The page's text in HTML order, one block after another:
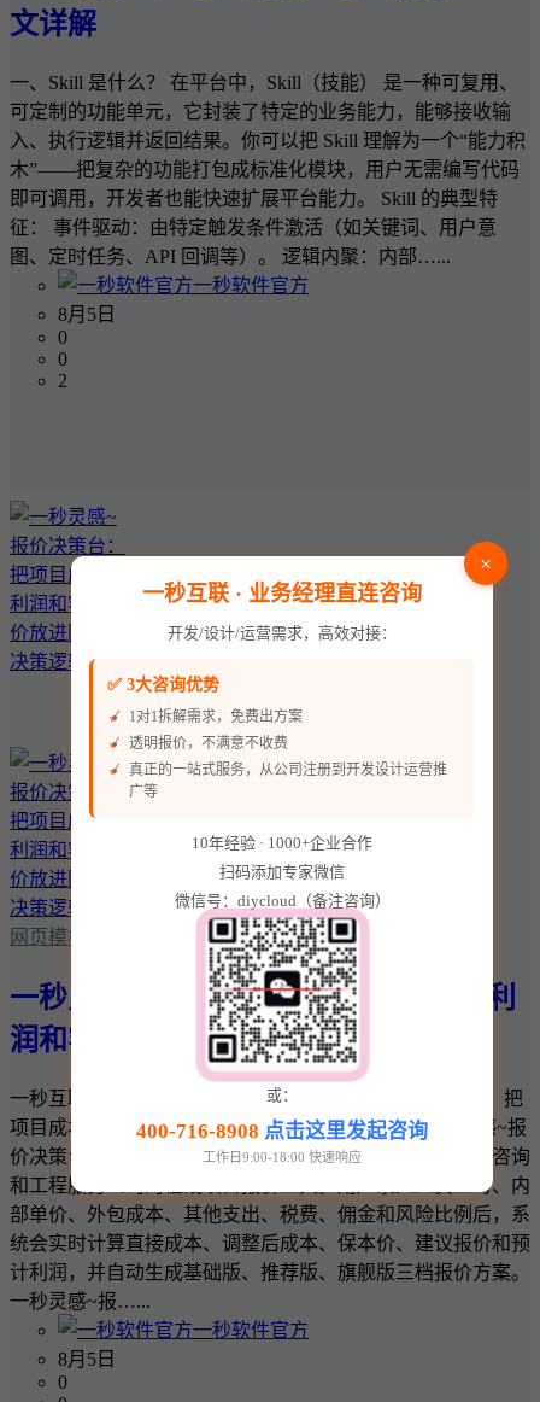
文详解
一、Skill 是什么？ 在平台中，Skill（技能） 是一种可复用、
可定制的功能单元，它封装了特定的业务能力，能够接收输
入、执行逻辑并返回结果。你可以把 Skill 理解为一个“能力积
木”——把复杂的功能打包成标准化模块，用户无需编写代码
即可调用，开发者也能快速扩展平台能力。 Skill 的典型特
征： 事件驱动：由特定触发条件激活（如关键词、用户意
图、定时任务、API 回调等）。 逻辑内聚：内部…...
一秒软件官方
8月5日
0
0
2
网页模板
一秒灵感~报价决策台：把项目成本、利
润和客户报价放进同一套决策逻辑
一秒互联 · 一秒灵感实用商业工具 一秒灵感~报价决策台：把
项目成本、利润和客户报价放进同一套决策逻辑 一秒灵感~报
价决策台是一款面向网站建设、软件开发、设计、广告、咨询
和工程服务公司的在线项目报价工具。用户录入人员工时、内
部单价、外包成本、其他支出、税费、佣金和风险比例后，系
统会实时计算直接成本、调整后成本、保本价、建议报价和预
计利润，并自动生成基础版、推荐版、旗舰版三档报价方案。
一秒灵感~报…...
一秒软件官方
8月5日
0
×
一秒互联 · 业务经理直连咨询
开发/设计/运营需求，高效对接：
✅ 3大咨询优势
1对1拆解需求，免费出方案
透明报价，不满意不收费
真正的一站式服务，从公司注册到开发设计运营推
广等
10年经验 · 1000+企业合作
扫码添加专家微信
微信号：diycloud（备注咨询）
或：
400-716-8908 点击这里发起咨询
工作日9:00-18:00 快速响应